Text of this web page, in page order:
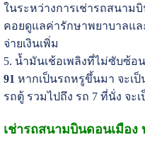
ในระหว่างการเช่ารถสนาม
คอยดูแลค่ารักษาพยาบาลแ
จ่ายเงินเพิ่ม
5. น้ำมันเช้อเพลิงที่ไม่ซับซ้อ
91หากเป็นรถหรูขึ้นมา จะเป็
รถตู้ รวมไปถึง รถ 7 ที่นั่ง จะเ
เช่ารถสนามบินดอนเมือง